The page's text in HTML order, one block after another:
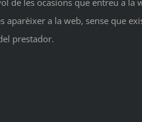
de les ocasions que entreu a
a la web, sense que
prestador.